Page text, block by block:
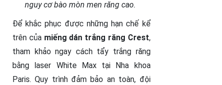
nguy cơ bào mòn men răng cao.
Để khắc phục được những hạn chế kể
trên của miếng dán trắng răng Crest,
tham khảo ngay cách tẩy trắng răng
bằng laser White Max tại Nha khoa
Paris. Quy trình đảm bảo an toàn, đội